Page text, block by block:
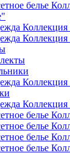
белье
Коллекция
Коллекция
белье
белье
белье
белье